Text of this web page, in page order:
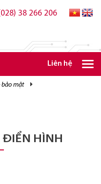
38 266 206
Liên hệ
bảo mật
ĐIỂN HÌNH